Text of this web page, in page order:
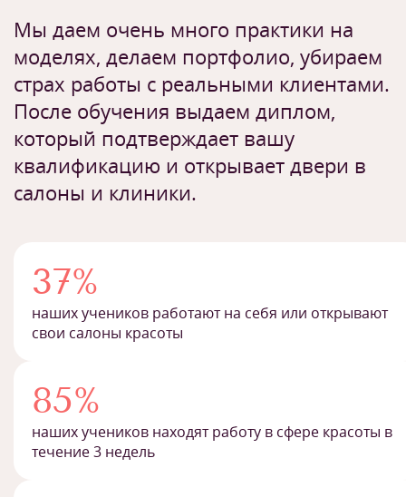
Мы даем очень много практики на
моделях, делаем портфолио, убираем
страх работы с реальными клиентами.
После обучения выдаем диплом,
который подтверждает вашу
квалификацию и открывает двери в
салоны и клиники.
37%
наших учеников работают на себя или открывают
свои салоны красоты
85%
наших учеников находят работу в сфере красоты в
течение 3 недель